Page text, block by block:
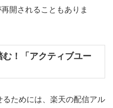
開されることもありま
！「アクティブユー
るためには、楽天の配信アル